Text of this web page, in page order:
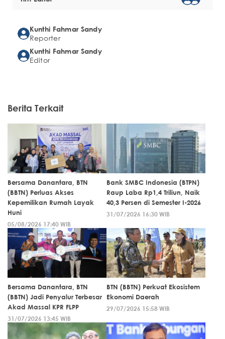
Kunthi Fahmar Sandy
Reporter
Kunthi Fahmar Sandy
Editor
Berita Terkait
Bersama Danantara, BTN
(BBTN) Perluas Akses
Kepemilikan Rumah Layak
Huni
05/08/2026 17:40 WIB
Bank SMBC Indonesia (BTPN)
Raup Laba Rp1,4 Triliun, Naik
40,3 Persen di Semester I-2026
31/07/2026 16:30 WIB
Bersama Danantara, BTN
(BBTN) Jadi Penyalur Terbesar
Akad Massal KPR FLPP
31/07/2026 13:45 WIB
BTN (BBTN) Perkuat Ekosistem
Ekonomi Daerah
29/07/2026 15:58 WIB